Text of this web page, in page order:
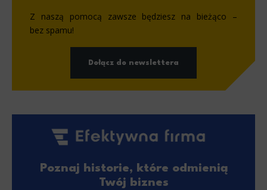
Z naszą pomocą zawsze będziesz na bieżąco –
bez spamu!
Dołącz do newslettera
Poznaj historie, które odmienią
Twój biznes